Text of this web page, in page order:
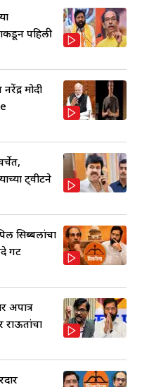
पहिली
मोदी
ट्वीटने
सिब्बलांचा
गट
अपात्र
राऊतांचा